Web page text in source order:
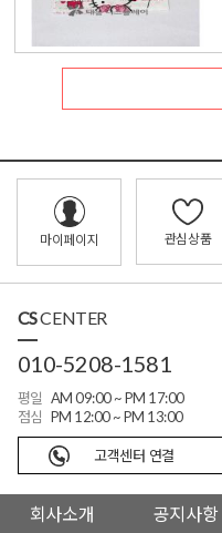
마이페이지 관심상품
CSCENTER
010-5208-1581
평일 AM 09:00 ~ PM 17:00
점심 PM 12:00 ~ PM 13:00
고객센터 연결
회사소개 공지사항